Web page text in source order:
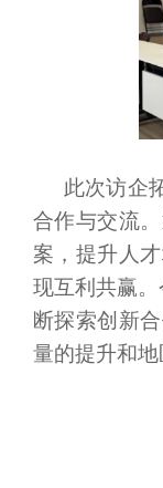
此次访企
合作与交流
案，提升人
现互利共赢
断探索创新
量的提升和地